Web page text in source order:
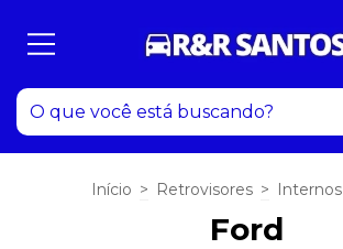
Início > Retrovisores > Internos
Ford